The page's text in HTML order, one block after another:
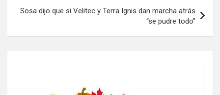
Sosa dijo que si Velitec y Terra Ignis dan marcha atrás
“se pudre todo”